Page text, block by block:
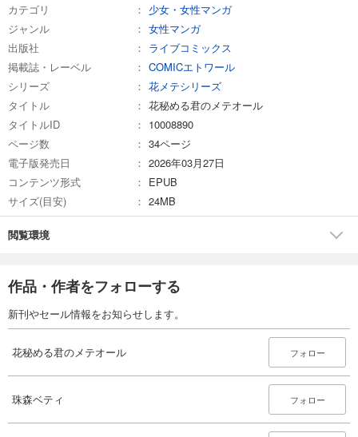
カテゴリ
少女・女性マンガ
ジャンル
女性マンガ
出版社
ライブコミックス
掲載誌・レーベル
COMICエトワール
シリーズ
花メテシリーズ
タイトル
花秘める君のメテオール
タイトルID
10008890
ページ数
34ページ
電子版発売日
2026年03月27日
コンテンツ形式
EPUB
サイズ(目安)
24MB
閲覧環境
作品・作者をフォローする
新刊やセール情報をお知らせします。
花秘める君のメテオール フォロー
珠森ベティ フォロー